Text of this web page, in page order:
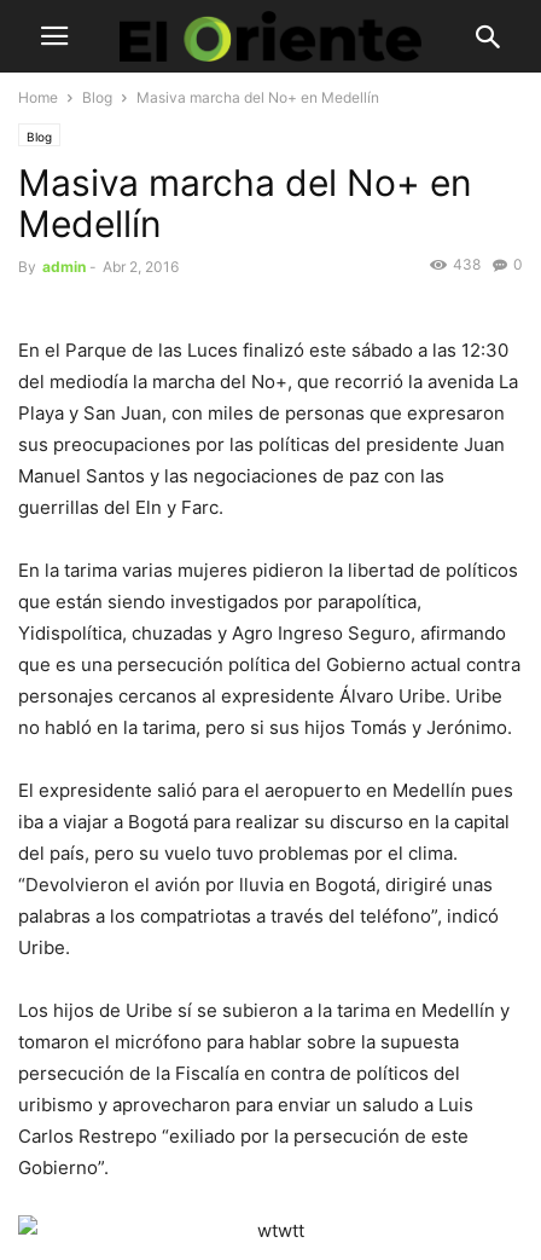
Home Blog Masiva marcha del No+ en Medellín
Blog
Masiva marcha del No+ en
Medellín
By admin - Abr 2, 2016 0
438
En el Parque de las Luces finalizó este sábado a las 12:30
del mediodía la marcha del No+, que recorrió la avenida La
Playa y San Juan, con miles de personas que expresaron
sus preocupaciones por las políticas del presidente Juan
Manuel Santos y las negociaciones de paz con las
guerrillas del Eln y Farc.
En la tarima varias mujeres pidieron la libertad de políticos
que están siendo investigados por parapolítica,
Yidispolítica, chuzadas y Agro Ingreso Seguro, afirmando
que es una persecución política del Gobierno actual contra
personajes cercanos al expresidente Álvaro Uribe. Uribe
no habló en la tarima, pero si sus hijos Tomás y Jerónimo.
El expresidente salió para el aeropuerto en Medellín pues
iba a viajar a Bogotá para realizar su discurso en la capital
del país, pero su vuelo tuvo problemas por el clima.
“Devolvieron el avión por lluvia en Bogotá, dirigiré unas
palabras a los compatriotas a través del teléfono”, indicó
Uribe.
Los hijos de Uribe sí se subieron a la tarima en Medellín y
tomaron el micrófono para hablar sobre la supuesta
persecución de la Fiscalía en contra de políticos del
uribismo y aprovecharon para enviar un saludo a Luis
Carlos Restrepo “exiliado por la persecución de este
Gobierno”.